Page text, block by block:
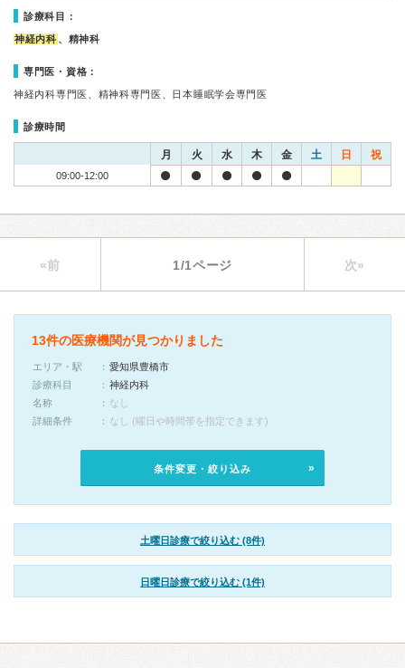
診療科目：
神経内科 、精神科
専門医・資格：
神経内科専門医、精神科専門医、日本睡眠学会専門医
診療時間
月 火 水 木 金 土 日 祝
09:00-12:00
«前 1/1ページ 次»
13件の医療機関が見つかりました
エリア・駅
愛知県豊橋市
診療科目
神経内科
名称
なし
詳細条件
なし (曜日や時間帯を指定できます)
条件変更・絞り込み
土曜日診療で絞り込む (8件)
日曜日診療で絞り込む (1件)